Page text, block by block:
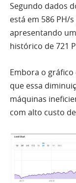
Segundo dados
está em 586 PH/
apresentando
histórico de 721
Embora o
que essa
máquinas
com alto custo